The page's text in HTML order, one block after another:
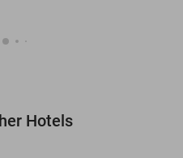
Hotels